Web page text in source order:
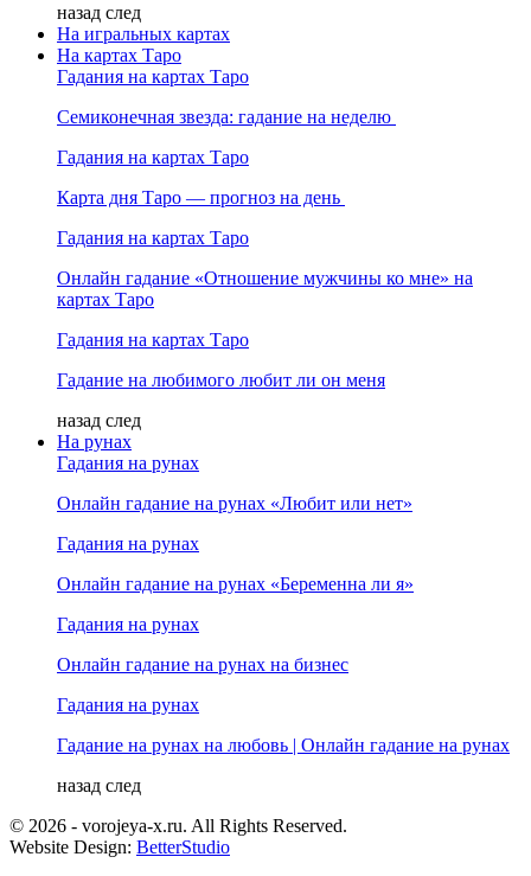
назад след
На игральных картах
На картах Таро
Гадания на картах Таро
Семиконечная звезда: гадание на неделю
Гадания на картах Таро
Карта дня Таро — прогноз на день
Гадания на картах Таро
Онлайн гадание «Отношение мужчины ко мне» на
картах Таро
Гадания на картах Таро
Гадание на любимого любит ли он меня
назад след
На рунах
Гадания на рунах
Онлайн гадание на рунах «Любит или нет»
Гадания на рунах
Онлайн гадание на рунах «Беременна ли я»
Гадания на рунах
Онлайн гадание на рунах на бизнес
Гадания на рунах
Гадание на рунах на любовь | Онлайн гадание на рунах
назад след
© 2026 - vorojeya-x.ru. All Rights Reserved.
Website Design: BetterStudio